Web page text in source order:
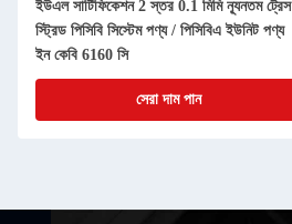
ইউএল সার্টিফিকেশন 2 স্তর 0.1 মিমি ন্যূনতম ট্রেস
স্ট্রিড পিসিবি সিস্টেম পণ্য / পিসিবিএ ইউনিট পণ্য
ইন কেবি 6160 সি
সেরা দাম পান